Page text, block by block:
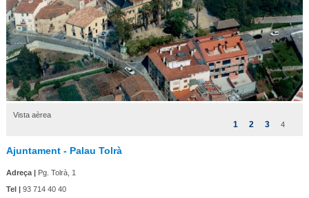
Vista aèrea
1 2 3 4
Ajuntament - Palau Tolrà
Adreça |Pg. Tolrà, 1
Tel |93 714 40 40